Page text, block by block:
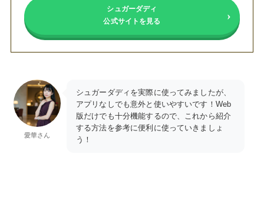
シュガーダディ
公式サイトを見る
愛華さん
シュガーダディを実際に使ってみましたが、
アプリなしでも意外と使いやすいです！Web
版だけでも十分機能するので、これから紹介
する方法を参考に便利に使っていきましょ
う！